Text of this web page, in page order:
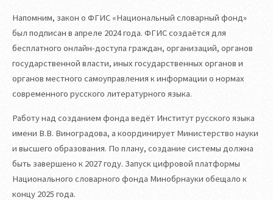
Напомним, закон о ФГИС «Национальный словарный фонд»
был подписан в апреле 2024 года. ФГИС создаётся для
бесплатного онлайн-доступа граждан, организаций, органов
государственной власти, иных государственных органов и
органов местного самоуправления к информации о нормах
современного русского литературного языка.
Работу над созданием фонда ведёт Институт русского языка
имени В.В. Виноградова, а координирует Министерство науки
и высшего образования. По плану, создание системы должна
быть завершено к 2027 году. Запуск цифровой платформы
Национального словарного фонда Минобрнауки обещало к
концу 2025 года.